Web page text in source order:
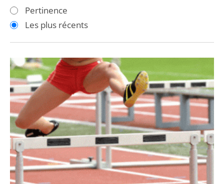
les
filtres
après
les
filtres
avant
Pertinence
Les plus récents
Le
Conseil
d’État
rejette
le
recours
de
l’athlète
Ophélie